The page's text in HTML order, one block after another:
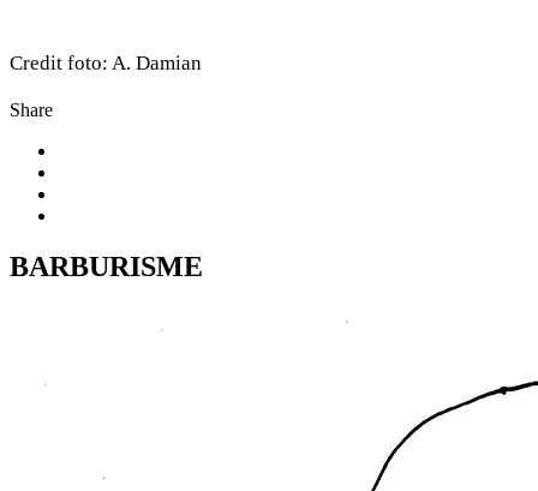
Credit foto: A. Damian
Share
BARBURISME